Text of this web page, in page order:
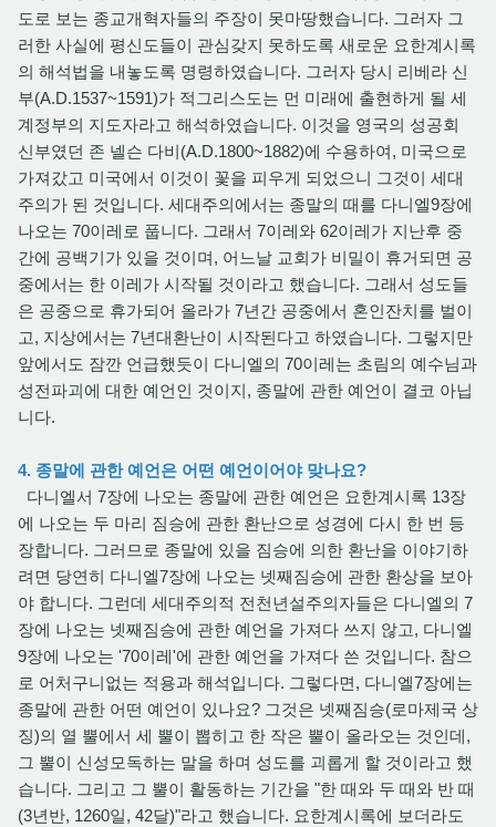
도로 보는 종교개혁자들의 주장이 못마땅했습니다. 그러자 그
러한 사실에 평신도들이 관심갖지 못하도록 새로운 요한계시록
의 해석법을 내놓도록 명령하였습니다. 그러자 당시 리베라 신
부(A.D.1537~1591)가 적그리스도는 먼 미래에 출현하게 될 세
계정부의 지도자라고 해석하였습니다. 이것을 영국의 성공회
신부였던 존 넬슨 다비(A.D.1800~1882)에 수용하여, 미국으로
가져갔고 미국에서 이것이 꽃을 피우게 되었으니 그것이 세대
주의가 된 것입니다. 세대주의에서는 종말의 때를 다니엘9장에
나오는 70이레로 풉니다. 그래서 7이레와 62이레가 지난후 중
간에 공백기가 있을 것이며, 어느날 교회가 비밀이 휴거되면 공
중에서는 한 이레가 시작될 것이라고 했습니다. 그래서 성도들
은 공중으로 휴가되어 올라가 7년간 공중에서 혼인잔치를 벌이
고, 지상에서는 7년대환난이 시작된다고 하였습니다. 그렇지만
앞에서도 잠깐 언급했듯이 다니엘의 70이레는 초림의 예수님과
성전파괴에 대한 예언인 것이지, 종말에 관한 예언이 결코 아닙
니다.
4. 종말에 관한 예언은 어떤 예언이어야 맞나요?
다니엘서 7장에 나오는 종말에 관한 예언은 요한계시록 13장
에 나오는 두 마리 짐승에 관한 환난으로 성경에 다시 한 번 등
장합니다. 그러므로 종말에 있을 짐승에 의한 환난을 이야기하
려면 당연히 다니엘7장에 나오는 넷째짐승에 관한 환상을 보아
야 합니다. 그런데 세대주의적 전천년설주의자들은 다니엘의 7
장에 나오는 넷째짐승에 관한 예언을 가져다 쓰지 않고, 다니엘
9장에 나오는 '70이레'에 관한 예언을 가져다 쓴 것입니다. 참으
로 어처구니없는 적용과 해석입니다. 그렇다면, 다니엘7장에는
종말에 관한 어떤 예언이 있나요? 그것은 넷째짐승(로마제국 상
징)의 열 뿔에서 세 뿔이 뽑히고 한 작은 뿔이 올라오는 것인데,
그 뿔이 신성모독하는 말을 하며 성도를 괴롭게 할 것이라고 했
습니다. 그리고 그 뿔이 활동하는 기간을 "한 때와 두 때와 반 때
(3년반, 1260일, 42달)"라고 했습니다. 요한계시록에 보더라도